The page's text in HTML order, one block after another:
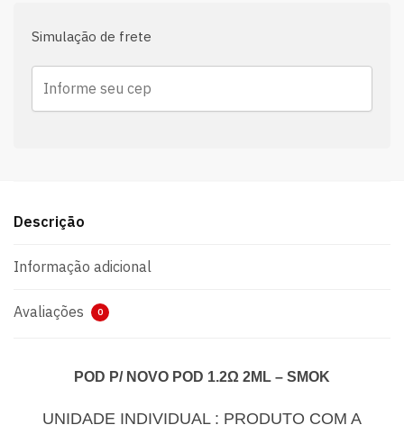
Simulação de frete
Descrição
Informação adicional
Avaliações 0
POD P/ NOVO POD 1.2Ω 2ML – SMOK
UNIDADE INDIVIDUAL : PRODUTO COM A